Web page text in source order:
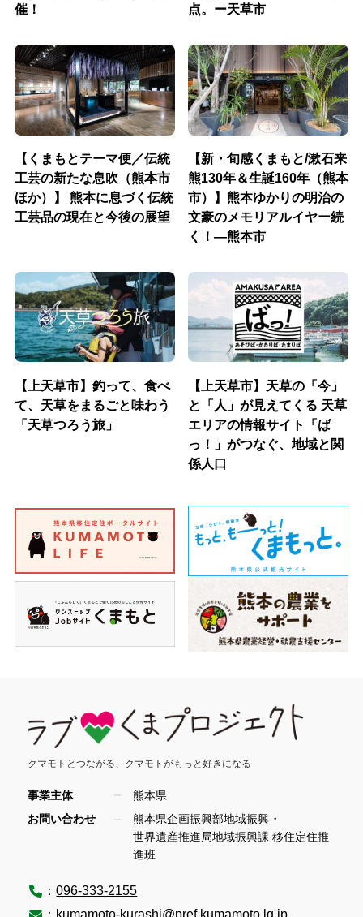
催！
点。ー天草市
【くまもとテーマ便／伝統
工芸の新たな息吹（熊本市
ほか）】 熊本に息づく伝統
工芸品の現在と今後の展望
【新・旬感くまもと/漱石来
熊130年＆生誕160年（熊本
市）】熊本ゆかりの明治の
文豪のメモリアルイヤー続
く！―熊本市
【上天草市】釣って、食べ
て、天草をまるごと味わう
「天草つろう旅」
【上天草市】天草の「今」
と「人」が見えてくる 天草
エリアの情報サイト「ば
っ！」がつなぐ、地域と関
係人口
クマモトとつながる、 クマモトがもっと好きになる
事業主体
熊本県
お問い合わせ
熊本県企画振興部地域振興 ・
世界遺産推進局地域振興課 移住定住推
進班
：096-333-2155